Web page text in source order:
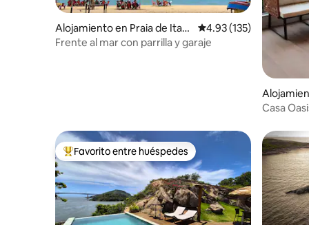
Alojamiento en Praia de Itap
oã
Calificación promedio:
4.93 (135)
Frente al mar con parrilla y garaje
a
Casa
Favorito entre huéspedes preferido
Favorito entre huéspedes